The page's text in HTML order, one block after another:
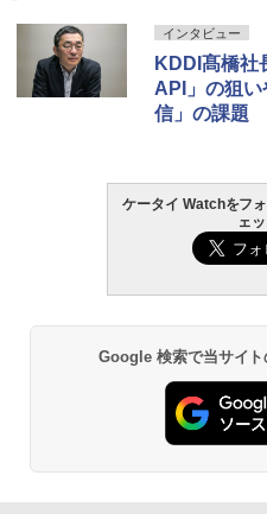
インタビュー
KDDI髙橋社
API」の狙
信」の課題
ケータイ Watchをフ
ェッ
Google 検索で当サイ